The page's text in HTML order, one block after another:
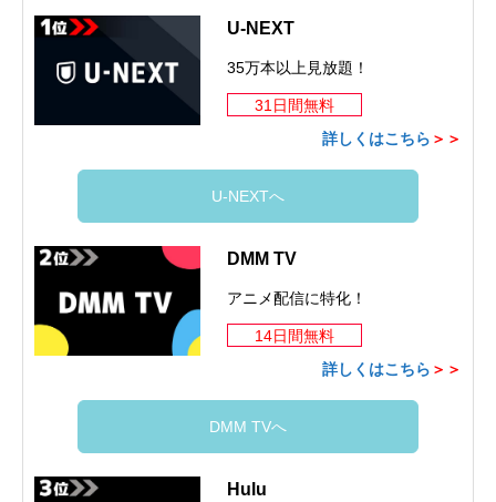
U-NEXT
35万本以上見放題！
31日間無料
詳しくはこちら ＞＞
U-NEXTへ
DMM TV
アニメ配信に特化！
14日間無料
詳しくはこちら ＞＞
DMM TVへ
Hulu